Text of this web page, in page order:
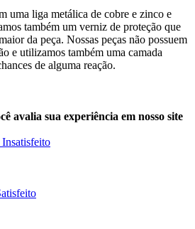
uma liga metálica de cobre e zinco e
também um verniz de proteção que
da peça. Nossas peças não possuem
e utilizamos também uma camada
de alguma reação.
avalia sua experiência em nosso site